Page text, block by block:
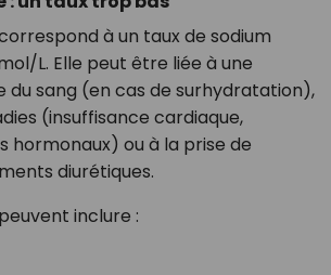
à un taux de sodium
L. Elle peut être liée à une
du sang (en cas de surhydratation),
(insuffisance cardiaque,
hormonaux) ou à la prise de
diurétiques.
inclure :